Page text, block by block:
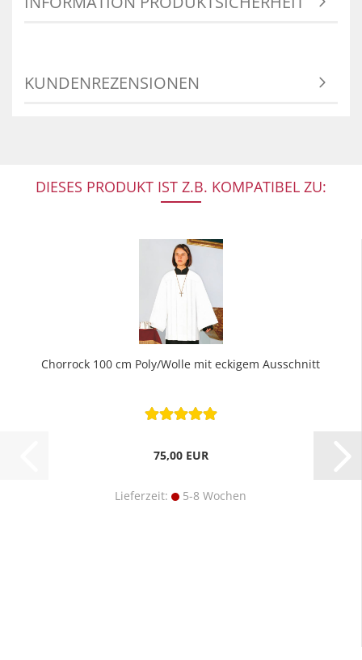
KUNDENREZENSIONEN
DIESES PRODUKT IST Z.B. KOMPATIBEL ZU:
Chorrock 100 cm Poly/Wolle mit eckigem Ausschnitt
75,00 EUR
Lieferzeit: 5-8 Wochen